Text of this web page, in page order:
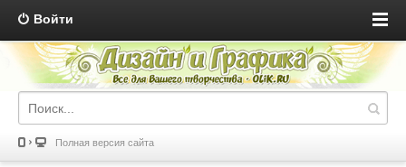
Войти
Полная версия сайта